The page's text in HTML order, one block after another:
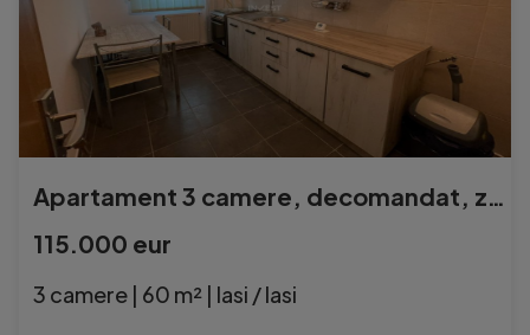
Apartament 3 camere, decomandat, zona Pacurari- Gradina Bota
115.000 eur
3 camere | 60 m² | Iasi / Iasi